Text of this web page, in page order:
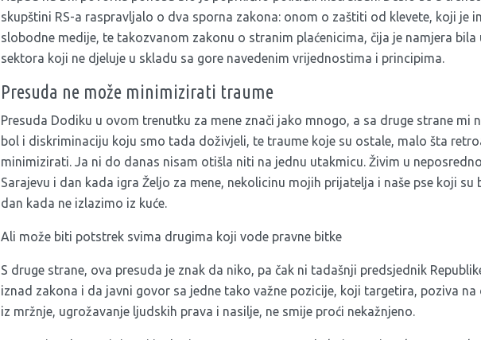
skupštini RS-a raspravljalo o dva sporna zakona: onom o zaštiti od klevete, koji je
slobodne medije, te takozvanom zakonu o stranim plaćenicima, čija je namjera bila
sektora koji ne djeluje u skladu sa gore navedenim vrijednostima i principima.
Presuda ne može minimizirati traume
Presuda Dodiku u ovom trenutku za mene znači jako mnogo, a sa druge strane mi
bol i diskriminaciju koju smo tada doživjeli, te traume koje su ostale, malo šta
minimizirati. Ja ni do danas nisam otišla niti na jednu utakmicu. Živim u
Sarajevu i dan kada igra Željo za mene, nekolicinu mojih prijatelja i naše pse koji su
dan kada ne izlazimo iz kuće.
Ali može biti potstrek svima drugima koji vode pravne bitke
S druge strane, ova presuda je znak da niko, pa čak ni tadašnji predsjednik
iznad zakona i da javni govor sa jedne tako važne pozicije, koji targetira, poziva
iz mržnje, ugrožavanje ljudskih prava i nasilje, ne smije proći nekažnjeno.